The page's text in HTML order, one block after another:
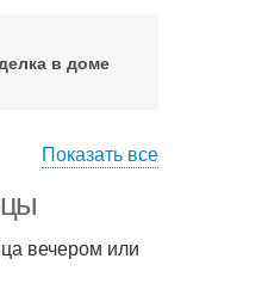
в доме
Показать все
вечером или